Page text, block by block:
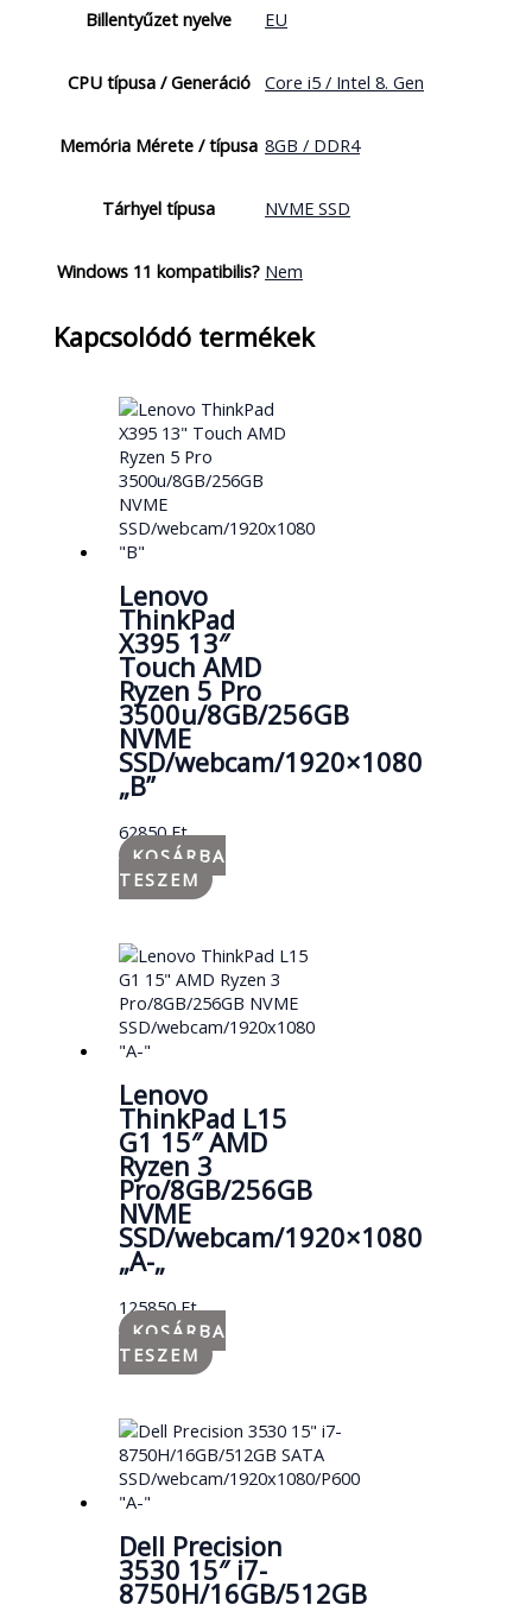
Billentyűzet nyelve EU
CPU típusa / Generáció Core i5 / Intel 8. Gen
Memória Mérete / típusa 8GB / DDR4
Tárhyel típusa NVME SSD
Windows 11 kompatibilis? Nem
Kapcsolódó termékek
Lenovo
ThinkPad
X395 13″
Touch AMD
Ryzen 5 Pro
3500u/8GB/256GB
NVME
SSD/webcam/1920×1080
„B”
62850Ft
KOSÁRBA
TESZEM
Lenovo
ThinkPad L15
G1 15″ AMD
Ryzen 3
Pro/8GB/256GB
NVME
SSD/webcam/1920×1080
„A-„
125850Ft
KOSÁRBA
TESZEM
Dell Precision
3530 15″ i7-
8750H/16GB/512GB